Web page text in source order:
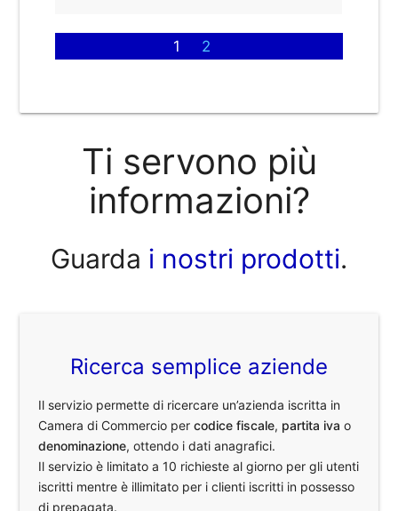
1 2
Ti servono più
informazioni?
Guarda i nostri prodotti.
Ricerca semplice aziende
Il servizio permette di ricercare un’azienda iscritta in
Camera di Commercio percodice fiscale, partita iva o
denominazione, ottendo i dati anagrafici.
Il servizio è limitato a 10 richieste al giorno per gli utenti
iscritti mentre è illimitato per i clienti iscritti in possesso
di prepagata.